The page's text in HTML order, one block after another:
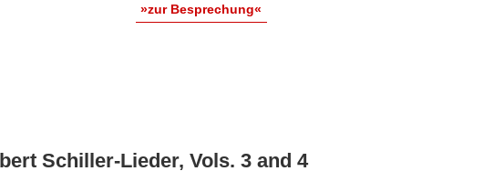
»zur Besprechung«
Schiller-Lieder, Vols. 3 and 4